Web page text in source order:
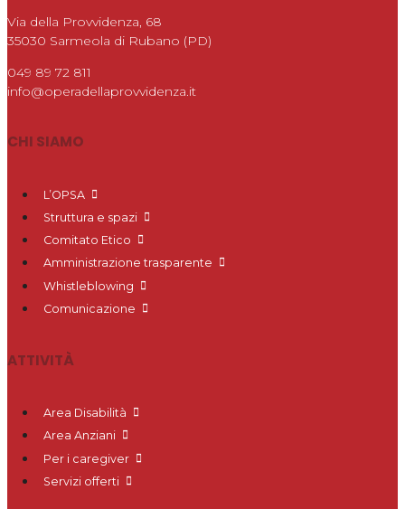
Via della Provvidenza, 68
35030 Sarmeola di Rubano (PD)
049 89 72 811
info@operadellaprovvidenza.it
CHI SIAMO
L’OPSA
Struttura e spazi
Comitato Etico
Amministrazione trasparente
Whistleblowing
Comunicazione
ATTIVITÀ
Area Disabilità
Area Anziani
Per i caregiver
Servizi offerti